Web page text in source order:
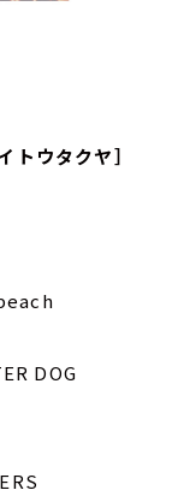
トウタクヤ］
DOG